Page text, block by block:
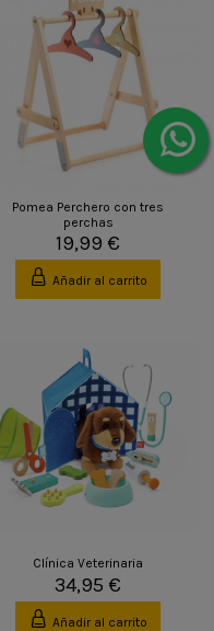
Pomea Perchero con tres
perchas
19,99 €
Añadir al carrito
Clínica Veterinaria
34,95 €
Añadir al carrito